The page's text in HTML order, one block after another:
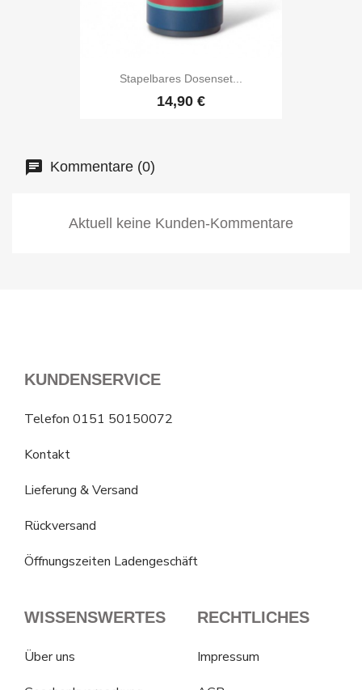
Stapelbares Dosenset...
14,90 €
Kommentare (0)
Aktuell keine Kunden-Kommentare
KUNDENSERVICE
Telefon 0151 50150072
Kontakt
Lieferung & Versand
Rückversand
Öffnungszeiten Ladengeschäft
WISSENSWERTES
Über uns
RECHTLICHES
Impressum